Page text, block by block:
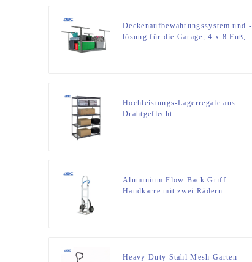
Deckenaufbewahrungssystem und -
lösung für die Garage, 4 x 8 Fuß,
Hochleistungs-Lagerregale aus
Drahtgeflecht
Aluminium Flow Back Griff
Handkarre mit zwei Rädern
Heavy Duty Stahl Mesh Garten